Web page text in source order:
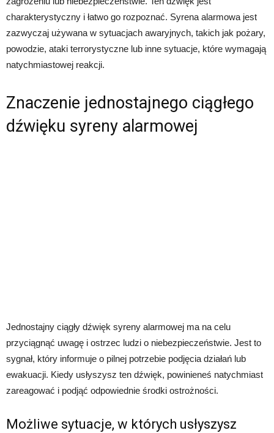
charakterystyczny i łatwo go rozpoznać. Syrena alarmowa jest
zazwyczaj używana w sytuacjach awaryjnych, takich jak pożary,
powodzie, ataki terrorystyczne lub inne sytuacje, które wymagają
natychmiastowej reakcji.
Znaczenie jednostajnego ciągłego
dźwięku syreny alarmowej
Jednostajny ciągły dźwięk syreny alarmowej ma na celu
przyciągnąć uwagę i ostrzec ludzi o niebezpieczeństwie. Jest to
sygnał, który informuje o pilnej potrzebie podjęcia działań lub
ewakuacji. Kiedy usłyszysz ten dźwięk, powinieneś natychmiast
zareagować i podjąć odpowiednie środki ostrożności.
Możliwe sytuacje, w których usłyszysz